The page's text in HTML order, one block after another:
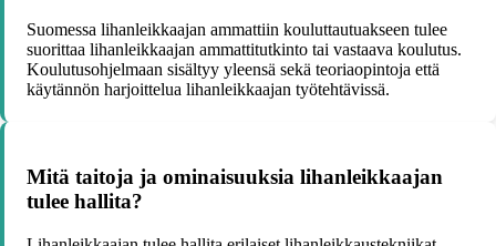
Suomessa lihanleikkaajan ammattiin kouluttautuakseen tulee
suorittaa lihanleikkaajan ammattitutkinto tai vastaava koulutus.
Koulutusohjelmaan sisältyy yleensä sekä teoriaopintoja että
käytännön harjoittelua lihanleikkaajan työtehtävissä.
Mitä taitoja ja ominaisuuksia lihanleikkaajan
tulee hallita?